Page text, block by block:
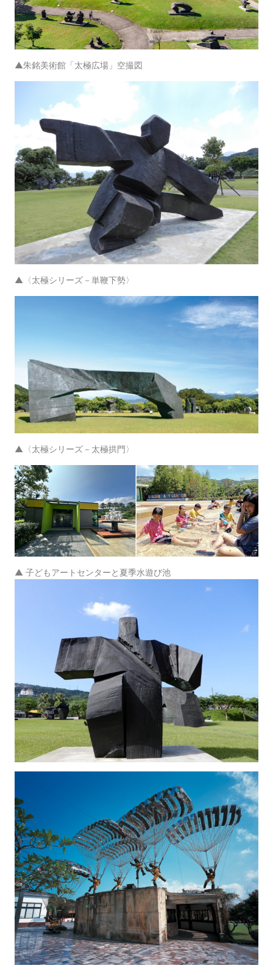
▲朱銘美術館「太極広場」空撮図
▲〈太極シリーズ－単鞭下勢〉
▲〈太極シリーズ－太極拱門〉
▲ 子どもアートセンターと夏季水遊び池